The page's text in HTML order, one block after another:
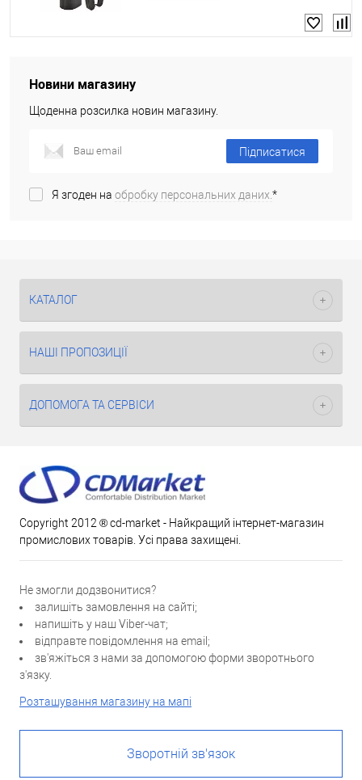
Новини магазину
Щоденна розсилка новин магазину.
Підписатися
Я згоден на обробку персональних даних.*
КАТАЛОГ
НАШІ ПРОПОЗИЦІЇ
ДОПОМОГА ТА СЕРВІСИ
Copyright 2012 ® cd-market - Найкращий інтернет-магазин
промислових товарів. Усі права захищені.
Не змогли додзвонитися?
залишіть замовлення на сайті;
напишіть у наш Viber-чат;
відправте повідомлення на email;
зв'яжіться з нами за допомогою форми зворотнього
з'язку.
Розташування магазину на мапі
Зворотній зв'язок